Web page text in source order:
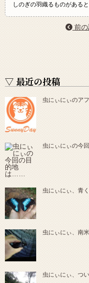
しのぎの羽織るものがあると
前
▽ 最近の投稿
虫にぃにぃのア
虫にぃにぃの今
虫にぃにぃ、青
虫にぃにぃ、南
虫にぃにぃ、つ